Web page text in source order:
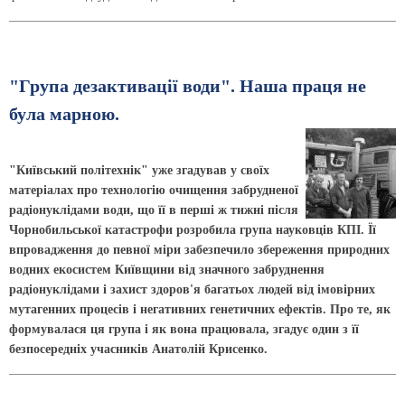
"Група дезактивації води". Наша праця не
була марною.
"Київський політехнік" уже згадував у своїх
матеріалах про технологію очищення забрудненої
радіонуклідами води, що її в перші ж тижні після
Чорнобильської катастрофи розробила група науковців КПІ. Її
впровадження до певної міри забезпечило збереження природних
водних екосистем Київщини від значного забруднення
радіонуклідами і захист здоров'я багатьох людей від імовірних
мутагенних процесів і негативних генетичних ефектів. Про те, як
формувалася ця група і як вона працювала, згадує один з її
безпосередніх учасників Анатолій Крисенко.